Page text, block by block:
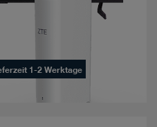
1-2 Werktage